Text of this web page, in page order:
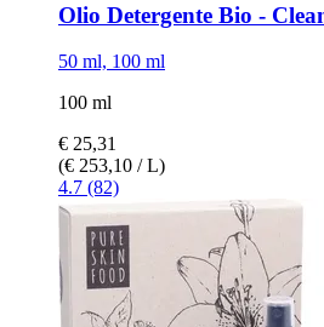
Olio Detergente Bio -​
50 ml, 100 ml
100 ml
€ 25,31
(€ 253,10 / L)
4.7 (82)